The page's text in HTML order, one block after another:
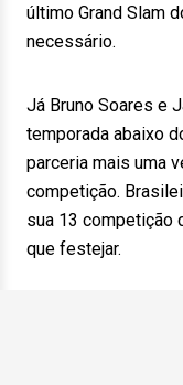
último Grand Slam
necessário.
Já Bruno Soares e
temporada abaixo
parceria mais uma
competição.
sua 13 competição
que festejar.